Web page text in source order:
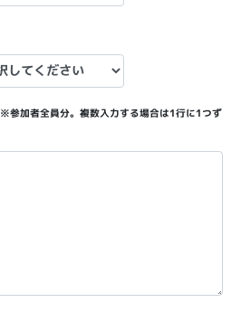
※参加者全員分。複数入力する場合は1行に1つず